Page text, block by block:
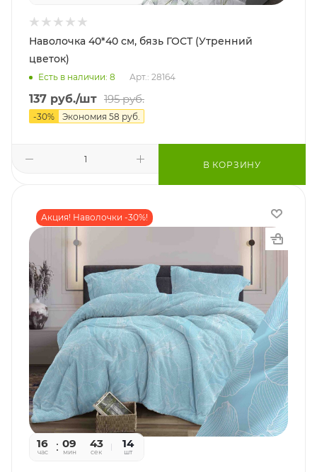
Наволочка 40*40 см, бязь ГОСТ (Утренний
цветок)
Есть в наличии: 8 Арт.: 28164
137 руб./шт 195руб.
-30% Экономия 58 руб.
В КОРЗИНУ
Акция! Наволочки -30%!
16
час
09
мин
41
сек
14
шт